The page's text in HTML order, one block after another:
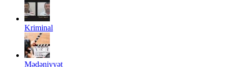
Kriminal
Mədəniyyət